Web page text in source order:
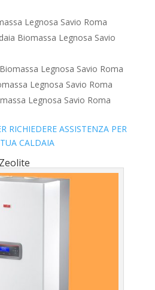
Legnosa Savio Roma
Biomassa Legnosa Savio
Legnosa Savio Roma
Legnosa Savio Roma
Legnosa Savio Roma
RICHIEDERE ASSISTENZA PER
CALDAIA